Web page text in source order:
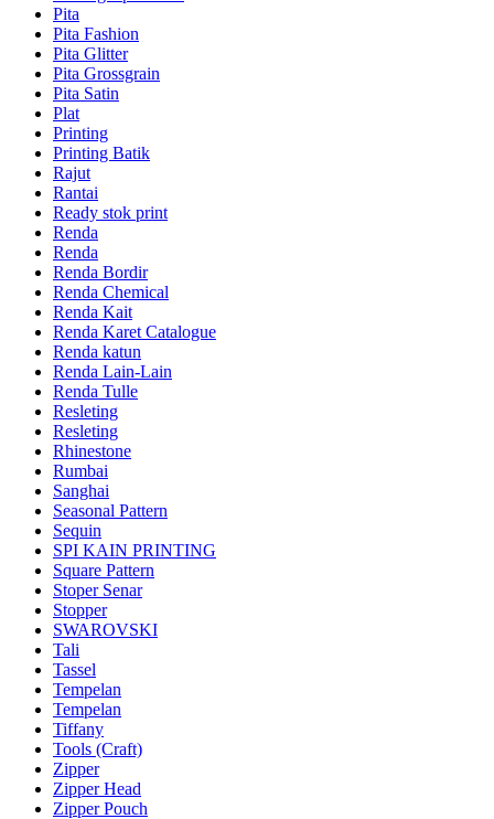
Pita
Pita Fashion
Pita Glitter
Pita Grossgrain
Pita Satin
Plat
Printing
Printing Batik
Rajut
Rantai
Ready stok print
Renda
Renda
Renda Bordir
Renda Chemical
Renda Kait
Renda Karet Catalogue
Renda katun
Renda Lain-Lain
Renda Tulle
Resleting
Resleting
Rhinestone
Rumbai
Sanghai
Seasonal Pattern
Sequin
SPI KAIN PRINTING
Square Pattern
Stoper Senar
Stopper
SWAROVSKI
Tali
Tassel
Tempelan
Tempelan
Tiffany
Tools (Craft)
Zipper
Zipper Head
Zipper Pouch